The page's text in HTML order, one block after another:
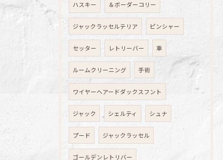
ハスキー ＆ボーダーコリー
ジャックラッセルテリア ピンシャー
セッター レトリーバー 車
ルームクリーニング 手術
ワイヤーヘアードダックスフント
ジャック シェルティ シュナ
プード ジャックラッセル
ゴールデンレトリバー